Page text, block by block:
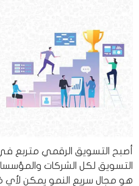
أصبح التسويق الرقمي متربع
التسويق لكل الشركات
هو مجال سريع النمو يمكن